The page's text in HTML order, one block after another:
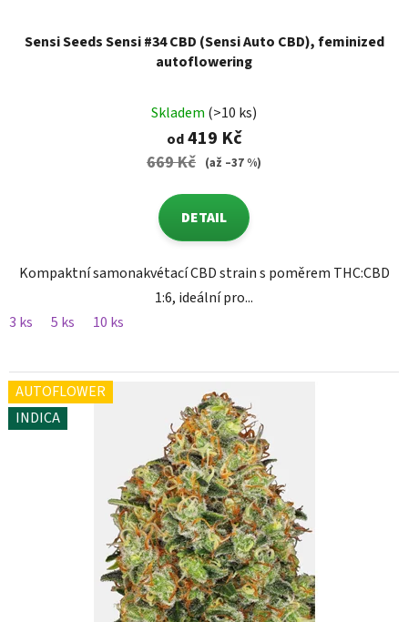
Sensi Seeds Sensi #34 CBD (Sensi Auto CBD), feminized
autoflowering
Skladem (>10 ks)
od419 Kč
669 Kč (až –37 %)
DETAIL
Kompaktní samonakvétací CBD strain s poměrem THC:CBD
1:6, ideální pro...
3 ks
5 ks 10 ks
AUTOFLOWER
INDICA